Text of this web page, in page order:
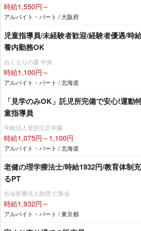
時給1,550円～
アルバイト・パート / 大阪府
児童指導員/未経験者歓迎/経験者優遇/時
養内勤務OK
ぬくもりの森 中央
時給1,100円～
アルバイト・パート / 北海道
「見学のみOK」託児所完備で安心!運動
童指導員
学校法人登別立正学園
時給1,075円～1,100円
アルバイト・パート / 北海道
老健の理学療法士/時給1932円/教育体制
るPT
社会医療法人財団 仁医会
時給1,932円～
アルバイト・パート / 東京都